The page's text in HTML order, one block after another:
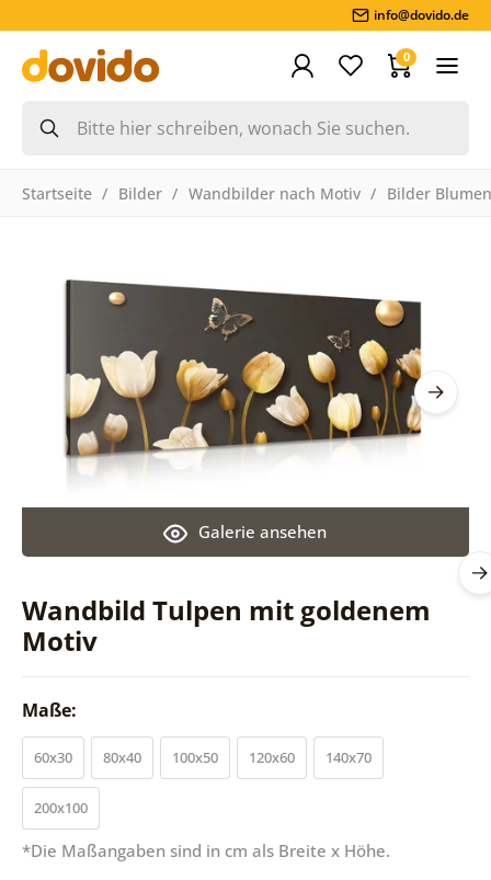
info@dovido.de
0
Startseite Bilder Wandbilder nach Motiv Bilder Blumen
Wandbild Tulpen mit goldenem
Motiv
Galerie ansehen
Maße:
60x30 80x40 100x50 120x60 140x70
200x100
*Die Maßangaben sind in cm als Breite x Höhe.